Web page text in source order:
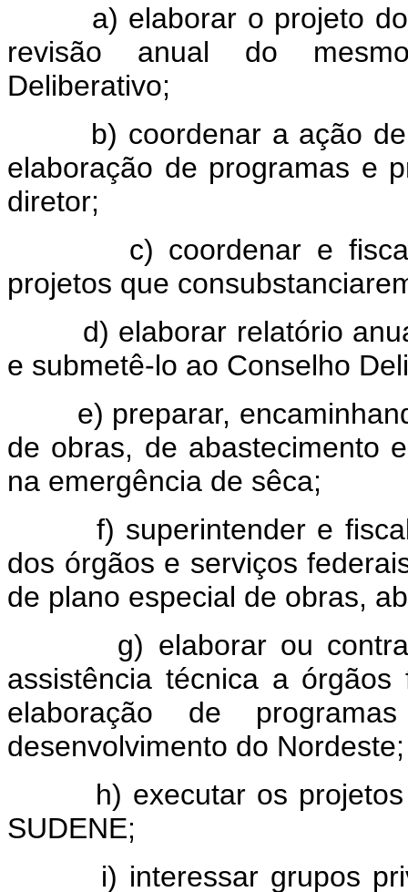
a) elaborar o projeto do
revisão anual do
Deliberativo;
b) coordenar a ação de
elaboração de programas e
diretor;
c) coordenar e
projetos que
d) elaborar relatório anual
e submetê-lo ao Conselho
e) preparar,
de obras, de abastecimento
na emergência de sêca;
f) superintender e
dos órgãos e serviços
de plano especial de obras,
g) elaborar ou
assistência técnica a
elaboração de
desenvolvimento do Nordeste;
h) executar os projetos
SUDENE;
i) interessar grupos